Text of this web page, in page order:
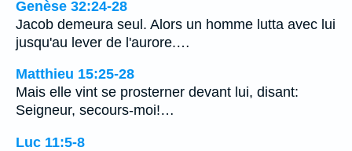
Genèse 32:24-28
Jacob demeura seul. Alors un homme lutta avec lui
jusqu'au lever de l'aurore.…
Matthieu 15:25-28
Mais elle vint se prosterner devant lui, disant:
Seigneur, secours-moi!…
Luc 11:5-8